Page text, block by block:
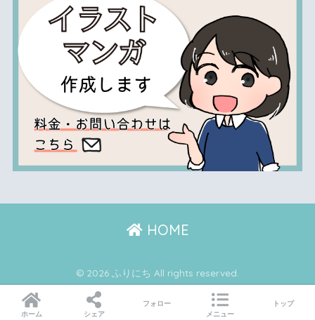
HOME
© 2026 ふりにち All rights reserved.
ホーム シェア
フォロー
メニュー
トップ